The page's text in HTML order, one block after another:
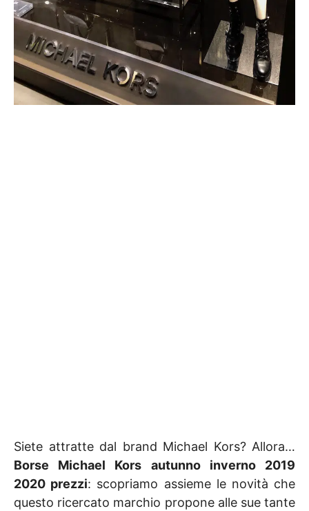
Siete attratte dal brand Michael Kors? Allora…
Borse Michael Kors autunno inverno 2019
2020 prezzi: scopriamo assieme le novità che
questo ricercato marchio propone alle sue tante